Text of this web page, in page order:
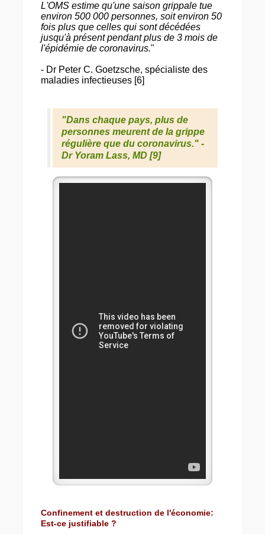
L'OMS estime qu'une saison grippale tue
environ 500 000 personnes, soit environ 50
fois plus que celles qui sont décédées
jusqu'à présent pendant plus de 3 mois de
l'épidémie de coronavirus."
- Dr Peter C. Goetzsche, spécialiste des
maladies infectieuses [6]
"Dans chaque pays, plus de
personnes meurent de la grippe
régulière que du coronavirus." -
Dr Yoram Lass, MD [9]
Confinement et destruction de l'économie:
Est-ce justifiable ?